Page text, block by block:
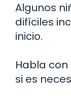
Algunos
difíciles
inicio.
Habla
si es